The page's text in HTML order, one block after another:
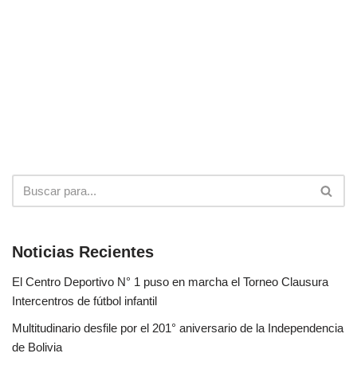
Noticias Recientes
El Centro Deportivo N° 1 puso en marcha el Torneo Clausura
Intercentros de fútbol infantil
Multitudinario desfile por el 201° aniversario de la Independencia
de Bolivia